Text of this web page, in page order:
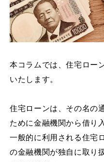
本コラムでは、住宅ロー
いたします。
住宅ローンは、その名の
ために金融機関から借り
一般的に利用される住宅
の金融機関が独自に取り